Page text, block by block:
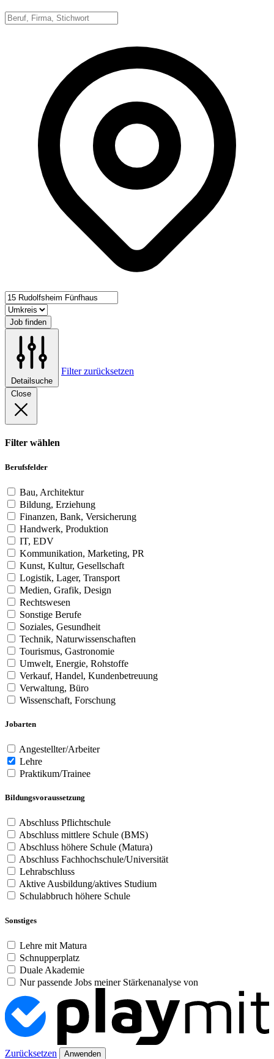
Job finden
Detailsuche
Filter zurücksetzen
Close
Filter wählen
Berufsfelder
Bau, Architektur
Bildung, Erziehung
Finanzen, Bank, Versicherung
Handwerk, Produktion
IT, EDV
Kommunikation, Marketing, PR
Kunst, Kultur, Gesellschaft
Logistik, Lager, Transport
Medien, Grafik, Design
Rechtswesen
Sonstige Berufe
Soziales, Gesundheit
Technik, Naturwissenschaften
Tourismus, Gastronomie
Umwelt, Energie, Rohstoffe
Verkauf, Handel, Kundenbetreuung
Verwaltung, Büro
Wissenschaft, Forschung
Jobarten
Angestellter/Arbeiter
Lehre
Praktikum/Trainee
Bildungsvoraussetzung
Abschluss Pflichtschule
Abschluss mittlere Schule (BMS)
Abschluss höhere Schule (Matura)
Abschluss Fachhochschule/Universität
Lehrabschluss
Aktive Ausbildung/aktives Studium
Schulabbruch höhere Schule
Sonstiges
Lehre mit Matura
Schnupperplatz
Duale Akademie
Nur passende Jobs meiner Stärkenanalyse von
Zurücksetzen Anwenden